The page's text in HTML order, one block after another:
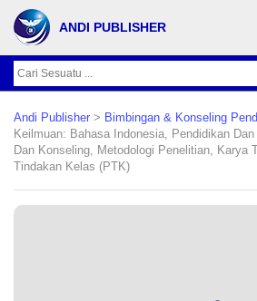
ANDI PUBLISHER
Andi Publisher > Bimbingan & Konseling
Keilmuan: Bahasa Indonesia, Pendidikan
Dan Konseling, Metodologi Penelitian, Karya
Tindakan Kelas (PTK)